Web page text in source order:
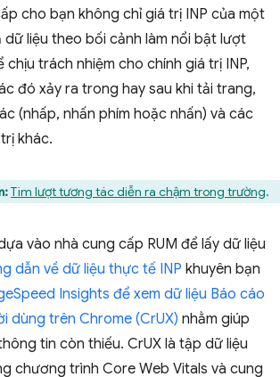
cho bạn không chỉ giá trị INP của một
liệu theo bối cảnh làm nổi bật lượt
trách nhiệm cho chính giá trị INP,
đó xảy ra trong hay sau khi tải trang,
(nhấp, nhấn phím hoặc nhấn) và các
khác.
Tìm lượt tương tác diễn ra chậm trong trường.
vào nhà cung cấp RUM để lấy dữ liệu
dẫn về dữ liệu thực tế INP khuyên bạn
Insights để xem dữ liệu Báo cáo
dùng trên Chrome (CrUX) nhằm giúp
tin còn thiếu. CrUX là tập dữ liệu
chương trình Core Web Vitals và cung